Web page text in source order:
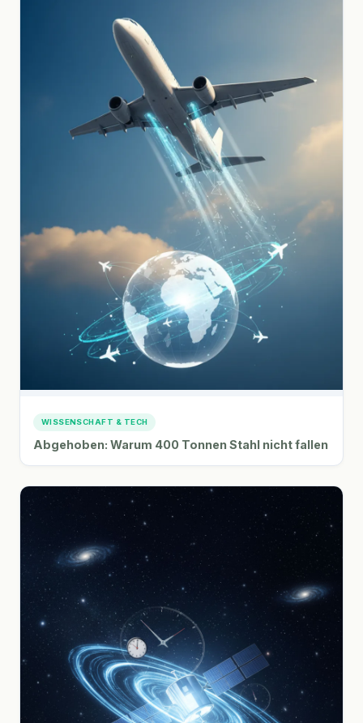
WISSENSCHAFT & TECH
Abgehoben: Warum 400 Tonnen Stahl nicht fallen